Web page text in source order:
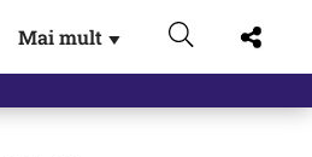
Mai mult ▼